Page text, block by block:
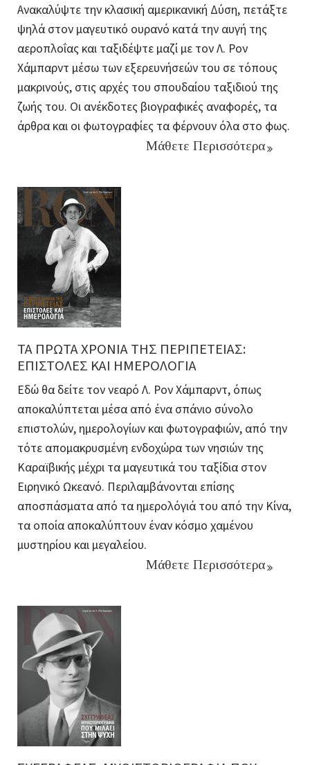
Ανακαλύψτε την κλασική αμερικανική Δύση, πετάξτε
ψηλά στον μαγευτικό ουρανό κατά την αυγή της
αεροπλοΐας και ταξιδέψτε μαζί με τον Λ. Ρον
Χάμπαρντ μέσω των εξερευνήσεών του σε τόπους
μακρινούς, στις αρχές του σπουδαίου ταξιδιού της
ζωής του. Οι ανέκδοτες βιογραφικές αναφορές, τα
άρθρα και οι φωτογραφίες τα φέρνουν όλα στο φως.
Μάθετε Περισσότερα
ΤΑ ΠΡΩΤΑ ΧΡΟΝΙΑ ΤΗΣ ΠΕΡΙΠΕΤΕΙΑΣ:
ΕΠΙΣΤΟΛΕΣ ΚΑΙ ΗΜΕΡΟΛΟΓΙΑ
Εδώ θα δείτε τον νεαρό Λ. Ρον Χάμπαρντ, όπως
αποκαλύπτεται μέσα από ένα σπάνιο σύνολο
επιστολών, ημερολογίων και φωτογραφιών, από την
τότε απομακρυσμένη ενδοχώρα των νησιών της
Καραϊβικής μέχρι τα μαγευτικά του ταξίδια στον
Ειρηνικό Ωκεανό. Περιλαμβάνονται επίσης
αποσπάσματα από τα ημερολόγιά του από την Κίνα,
τα οποία αποκαλύπτουν έναν κόσμο χαμένου
μυστηρίου και μεγαλείου.
Μάθετε Περισσότερα